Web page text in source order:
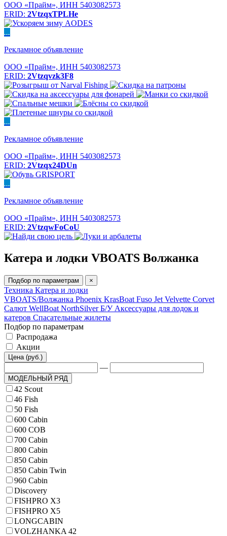
ООО «Прайм», ИНН 5403082573
ERID: 2VtzqxTPLHe
...
Рекламное объявление
ООО «Прайм», ИНН 5403082573
ERID: 2Vtzqvzk3F8
...
Рекламное объявление
ООО «Прайм», ИНН 5403082573
ERID: 2Vtzqx24DUn
...
Рекламное объявление
ООО «Прайм», ИНН 5403082573
ERID: 2VtzqwFoCoU
Катера и лодки VBOATS Волжанка
Подбор по параметрам ×
Техника Катера и лодки
VBOATS/Волжанка Phoenix KrasBoat Fuso Jet Velvette Corvet
Салют WellBoat NorthSilverБ/У Аксессуары для лодок и
катеров Спасательные жилеты
Подбор по параметрам
Распродажа
Акции
Цена (руб.)
—
МОДЕЛЬНЫЙ РЯД
42 Scout
46 Fish
50 Fish
600 Cabin
600 COB
700 Cabin
800 Cabin
850 Cabin
850 Cabin Twin
960 Cabin
Discovery
FISHPRO X3
FISHPRO X5
LONGCABIN
VOLZHANKA 42